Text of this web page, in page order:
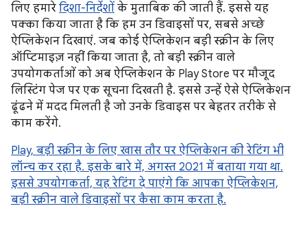
लिए हमारे दिशा-निर्देशों के मुताबिक की जाती हैं. इससे यह
पक्का किया जाता है कि हम उन डिवाइसों पर, सबसे अच्छे
ऐप्लिकेशन दिखाएं. जब कोई ऐप्लिकेशन बड़ी स्क्रीन के लिए
ऑप्टिमाइज़ नहीं किया जाता है, तो बड़ी स्क्रीन वाले
उपयोगकर्ताओं को अब ऐप्लिकेशन के Play Store पर मौजूद
लिस्टिंग पेज पर एक सूचना दिखती है. इससे उन्हें ऐसे ऐप्लिकेशन
ढूंढने में मदद मिलती है जो उनके डिवाइस पर बेहतर तरीके से
काम करेंगे.
Play, बड़ी स्क्रीन के लिए खास तौर पर ऐप्लिकेशन की रेटिंग भी
लॉन्च कर रहा है. इसके बारे में, अगस्त 2021 में बताया गया था.
इससे उपयोगकर्ता, यह रेटिंग दे पाएंगे कि आपका ऐप्लिकेशन,
बड़ी स्क्रीन वाले डिवाइसों पर कैसा काम करता है.